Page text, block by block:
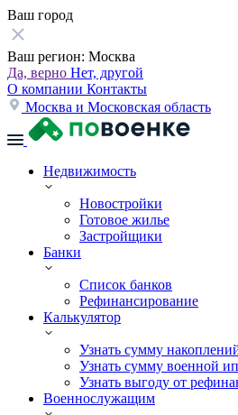
Ваш город
Ваш регион: Москва
Да, верно Нет, другой
О компании Контакты
Москва и Московская область
Недвижимость
Новостройки
Готовое жилье
Застройщики
Банки
Список банков
Рефинансирование
Калькулятор
Узнать сумму
Узнать сумму военной
Узнать выгоду от
Военнослужащим